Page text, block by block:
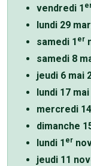
vendredi 1
lundi 29
samedi 1 er
samedi 8
jeudi 6 mai
lundi 17
mercredi
dimanche
lundi 1 er
jeudi 11